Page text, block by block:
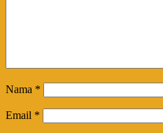
Nama *
Email *